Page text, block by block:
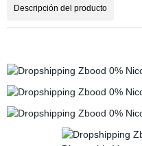
Descripción del producto